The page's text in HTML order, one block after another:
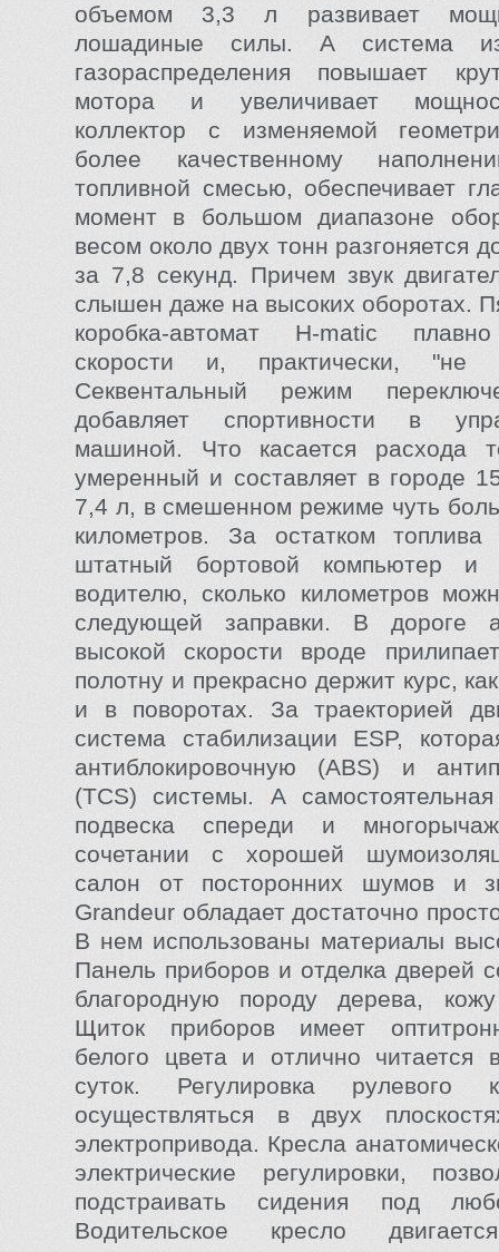
объемом 3,3 л развивает
лошадиные силы. А система
газораспределения повышает
мотора и увеличивает
коллектор с изменяемой
более качественному
топливной смесью, обеспечивает
момент в большом диапазоне
весом около двух тонн разгоняется
за 7,8 секунд. Причем звук
слышен даже на высоких оборотах.
коробка-автомат H-matic
скорости и, практически, "не
Секвентальный режим
добавляет спортивности в
машиной. Что касается расхода
умеренный и составляет в городе
7,4 л, в смешенном режиме чуть
километров. За остатком топлива
штатный бортовой компьютер и
водителю, сколько километров
следующей заправки. В дороге
высокой скорости вроде
полотну и прекрасно держит курс,
и в поворотах. За траекторией
система стабилизации ESP,
антиблокировочную (ABS) и
(TCS) системы. А
подвеска спереди и
сочетании с хорошей
салон от посторонних шумов и
Grandeur обладает достаточно
В нем использованы материалы
Панель приборов и отделка дверей
благородную породу дерева,
Щиток приборов имеет
белого цвета и отлично
суток. Регулировка рулевого
осуществляться в двух
электропривода. Кресла
электрические регулировки,
подстраивать сидения под
Водительское кресло